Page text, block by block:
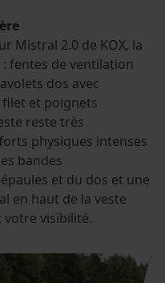
Mistral 2.0 de KOX, la
fentes de ventilation
dos avec
et poignets
reste très
physiques intenses
bandes
et du dos et une
en haut de la veste
visibilité.